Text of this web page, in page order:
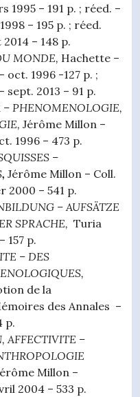
1995 – 191 p. ; réed. –
– 195 p. ; réed.
– 148 p.
MONDE, Hachette –
oct. 1996 -127 p. ;
sept. 2013 – 91 p.
– PHENOMENOLOGIE,
Jérôme Millon –
1996 – 473 p.
–
, Jérôme Millon – Coll.
2000 – 541 p.
– AUFSÄTZE
SPRACHE, Turia
157 p.
– DES
de la
des Annales –
p.
AFFECTIVITE –
Millon –
2004 – 533 p.